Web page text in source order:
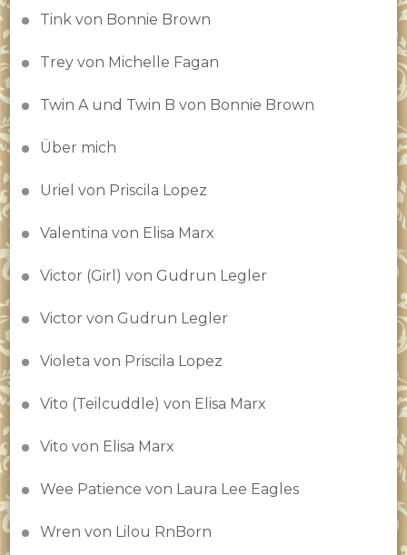
Tink von Bonnie Brown
Trey von Michelle Fagan
Twin A und Twin B von Bonnie Brown
Über mich
Uriel von Priscila Lopez
Valentina von Elisa Marx
Victor (Girl) von Gudrun Legler
Victor von Gudrun Legler
Violeta von Priscila Lopez
Vito (Teilcuddle) von Elisa Marx
Vito von Elisa Marx
Wee Patience von Laura Lee Eagles
Wren von Lilou RnBorn